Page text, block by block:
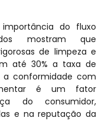
do fluxo
mostram que
de limpeza e
até 30% a taxa de
a conformidade com
é um fator
do consumidor,
e na reputação da